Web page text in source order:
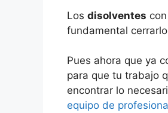
Los disolventes
fundamental
Pues ahora que ya
para que tu trabajo
encontrar lo
equipo de